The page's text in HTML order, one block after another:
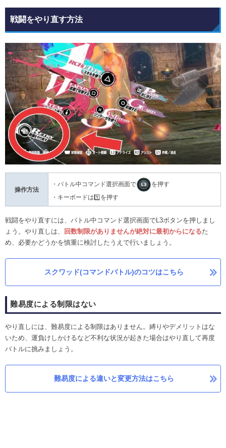
戦闘をやり直す方法
操作方法
・バトル中コマンド選択画面で を押す
・キーボードは1️⃣を押す
戦闘をやり直すには、バトル中コマンド選択画面でL3ボタンを押しまし
ょう。やり直しは、
回数制限がありませんが絶対に最初からになるた
め、必要かどうかを慎重に検討したうえで行いましょう。
スクワッド(コマンドバトル)のコツはこちら
難易度による制限はない
やり直しには、難易度による制限はありません。縛りやデメリットはな
いため、運負けしかけるなど不利な状況が起きた場合はやり直して再度
バトルに挑みましょう。
難易度による違いと変更方法はこちら